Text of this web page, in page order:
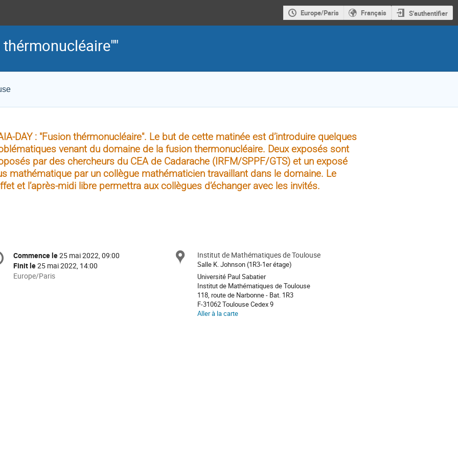
Europe/Paris Français S'authentifier
DAY : "Fusion thérmonucléaire". Le but de cette matinée est d’introduire quelques
venant du domaine de la fusion thermonucléaire. Deux exposés sont
par des chercheurs du CEA de Cadarache (IRFM/SPPF/GTS) et un exposé
mathématique par un collègue mathématicien travaillant dans le domaine. Le
et l’après-midi libre permettra aux collègues d’échanger avec les invités.
Date/Heure
Commence le25 mai 2022, 09:00
Finit le25 mai 2022, 14:00
Toutes
Europe/Paris
Site
Institut de Mathématiques de Toulouse
Salle K. Johnson (1R3-1er étage)
Université Paul Sabatier
Institut de Mathématiques de Toulouse
118, route de Narbonne - Bat. 1R3
F-31062 Toulouse Cedex 9
Aller à la carte